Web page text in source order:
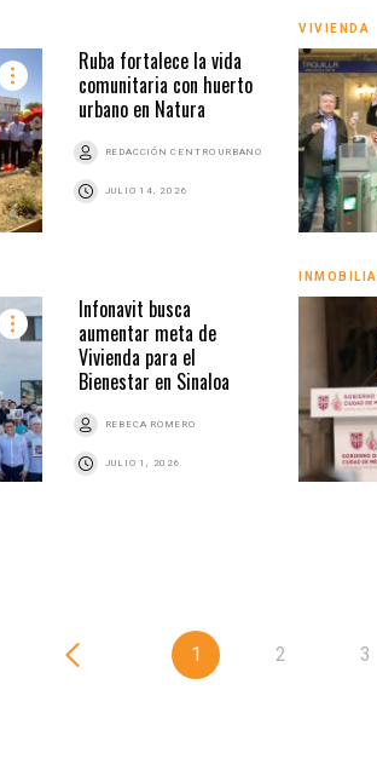
Ruba fortalece la vida
comunitaria con huerto
urbano en Natura
REDACCIÓN CENTRO URBANO
JULIO 14, 2026
VIVIENDA
Infonavit busca
aumentar meta de
Vivienda para el
Bienestar en Sinaloa
REBECA ROMERO
JULIO 1, 2026
1 2 3